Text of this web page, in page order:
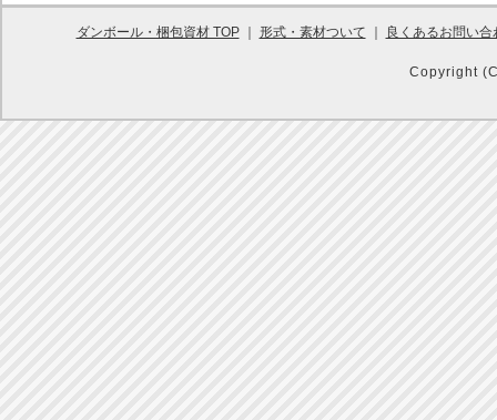
ダンボール・梱包資材 TOP｜ 形式・素材ついて 良くあるお問い合
Copyright